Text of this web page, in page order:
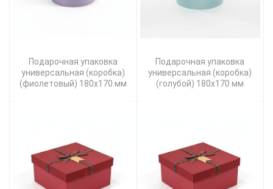
Подарочная упаковка
универсальная (коробка)
(фиолетовый) 180х170 мм
Подарочная упаковка
универсальная (коробка)
(голубой) 180x170 мм